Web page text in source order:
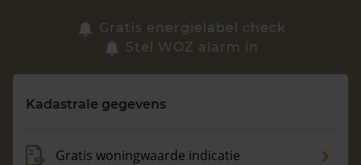
Vragen? Neem contact met ons op
088 220 4200
Gratis energielabel check
Stel WOZ alarm in
Kadastrale gegevens
Gratis woningwaarde indicatie